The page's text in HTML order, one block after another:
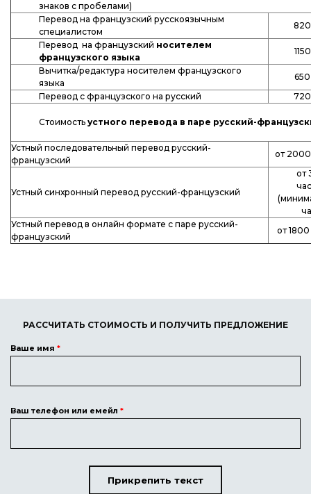
знаков с пробелами)
Перевод на французский русскоязычным
специалистом
Перевод на французский носителем
французского языка
Вычитка/редактура носителем французского
языка
Перевод с французского на русский
Стоимость устного перевода в паре русский-
Устный последовательный перевод русский-
французский
от
Устный синхронный перевод русский-французский
от
час
Устный перевод в онлайн формате с паре русский-
французский
от
РАССЧИТАТЬ СТОИМОСТЬ И ПОЛУЧИТЬ ПРЕДЛОЖЕНИЕ
Ваше имя *
Ваш телефон или емейл *
Прикрепить текст